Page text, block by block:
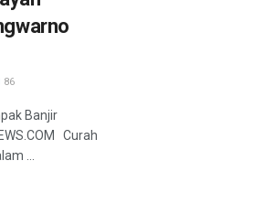
86
Banjir
Curah
...